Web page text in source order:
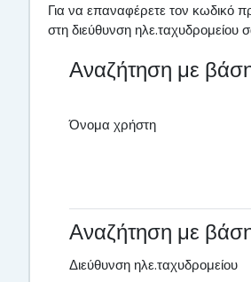
Για να επαναφέρετε τον κωδικό
στη διεύθυνση ηλε.ταχυδρομείου
Αναζήτηση με
Όνομα χρήστη
Αναζήτηση με
Διεύθυνση ηλε.ταχυδρομείου